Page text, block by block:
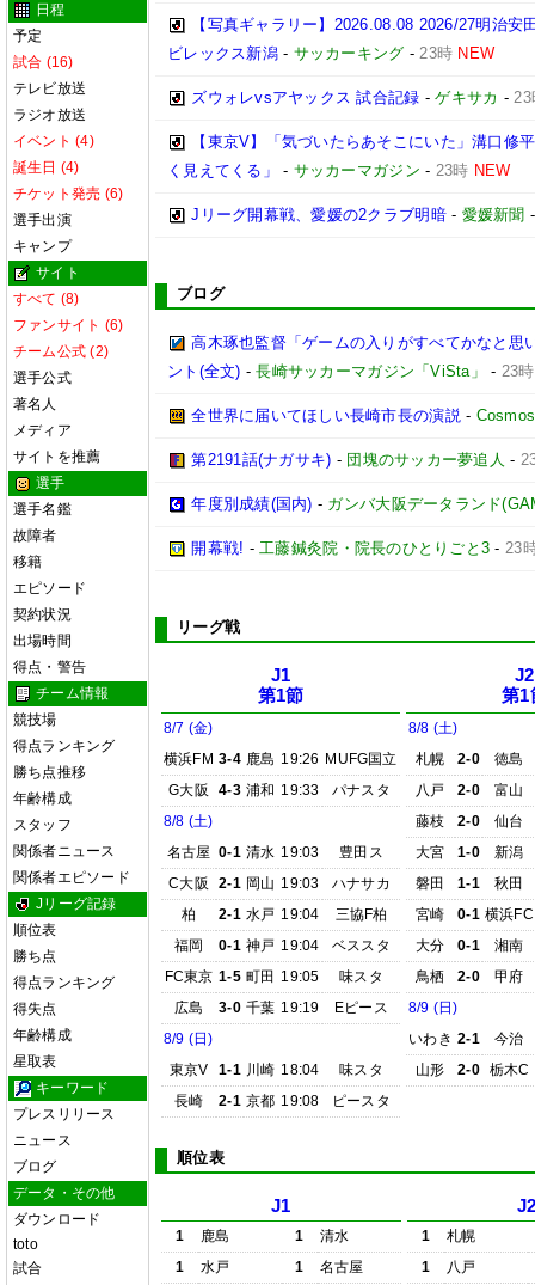
日程
予定
試合 (16)
テレビ放送
ラジオ放送
イベント (4)
誕生日 (4)
チケット発売 (6)
選手出演
キャンプ
サイト
すべて (8)
ファンサイト (6)
チーム公式 (2)
選手公式
著名人
メディア
サイトを推薦
選手
選手名鑑
故障者
移籍
エピソード
契約状況
出場時間
得点・警告
チーム情報
競技場
得点ランキング
勝ち点推移
年齢構成
スタッフ
関係者ニュース
関係者エピソード
Jリーグ記録
順位表
勝ち点
得点ランキング
得失点
年齢構成
星取表
キーワード
プレスリリース
ニュース
ブログ
データ・その他
ダウンロード
toto
試合
【写真ギャラリー】2026.08.08 2026/27明治
ビレックス新潟- サッカーキング -23時 NEW
ズウォレvsアヤックス 試合記録 -ゲキサカ -23
【東京V】「気づいたらあそこにいた」溝口修
く見えてくる」
- サッカーマガジン - 23時 NEW
Jリーグ開幕戦、愛媛の2クラブ明暗- 愛媛新聞
ブログ
高木琢也監督「ゲームの入りがすべてかなと
ント(全文) -長崎サッカーマガジン「ViSta」 - 23時
全世界に届いてほしい長崎市長の演説-
第2191話(ナガサキ) - 団塊のサッカー夢追人 -
年度別成績(国内) - ガンバ大阪データランド
開幕戦! -工藤鍼灸院・院長のひとりごと3 - 23
リーグ戦
J1
第1節
8/7 (金)
横浜FM 3-4 鹿島 19:26 MUFG国立
G大阪
4-3 浦和 19:33
パナスタ
8/8 (土)
名古屋 0-1 清水 19:03
豊田ス
C大阪
2-1 岡山 19:03
ハナサカ
柏
2-1 水戸 19:04
三協F柏
福岡
0-1 神戸 19:04
ベススタ
FC東京 1-5 町田 19:05
味スタ
広島
3-0 千葉 19:19
Eピース
8/9 (日)
東京V
1-1 川崎 18:04
味スタ
長崎
2-1 京都 19:08 ピースタ
J2
第1
8/8 (土)
札幌
2-0
徳島
八戸
2-0
富山
藤枝
2-0
仙台
大宮
1-0
新潟
磐田
1-1
秋田
宮崎
0-1 横浜FC
大分
0-1
湘南
鳥栖
2-0
甲府
8/9 (日)
いわき 2-1
今治
山形
2-0 栃木C
順位表
J1
1 鹿島 1
清水
1
水戸 1
名古屋
1
札幌
1
八戸